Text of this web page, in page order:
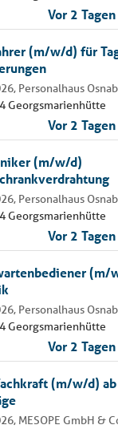
Vor 2
(m/w/d) für
Personalhaus
Georgsmarienhütte
Vor 2
(m/w/d)
Personalhaus
Georgsmarienhütte
Vor 2
(m/
Personalhaus
Georgsmarienhütte
Vor 2
(m/w/d)
MESOPE GmbH &